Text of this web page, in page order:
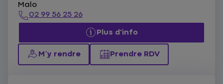
Malo
02 99 56 25 26
Plus d'info
M’y rendre Prendre RDV